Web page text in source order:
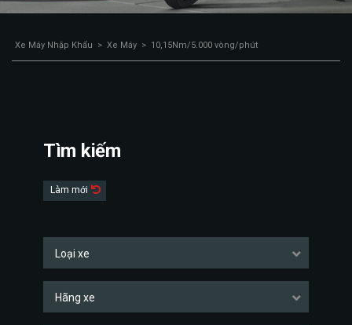
Xe Máy Nhập Khẩu > Xe Máy > 10,15Nm/5.000 vòng/phút
Tìm kiếm
Làm mới
Loại xe
Hãng xe